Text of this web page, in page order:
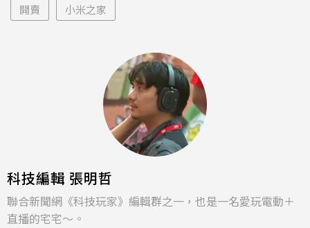
開賣 小米之家
科技編輯 張明哲
聯合新聞網《科技玩家》編輯群之一，也是一名愛玩電動＋
直播的宅宅～。